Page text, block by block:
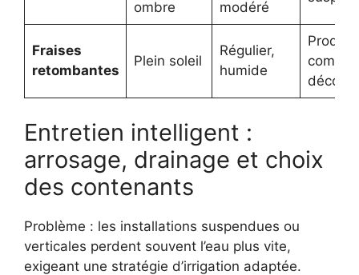
ombre
modéré
Fraises
retombantes
Plein soleil
Régulier,
humide
Produit
Entretien intelligent :
arrosage, drainage et choix
des contenants
Problème : les installations suspendues ou
verticales perdent souvent l’eau plus vite,
exigeant une stratégie d’irrigation adaptée.